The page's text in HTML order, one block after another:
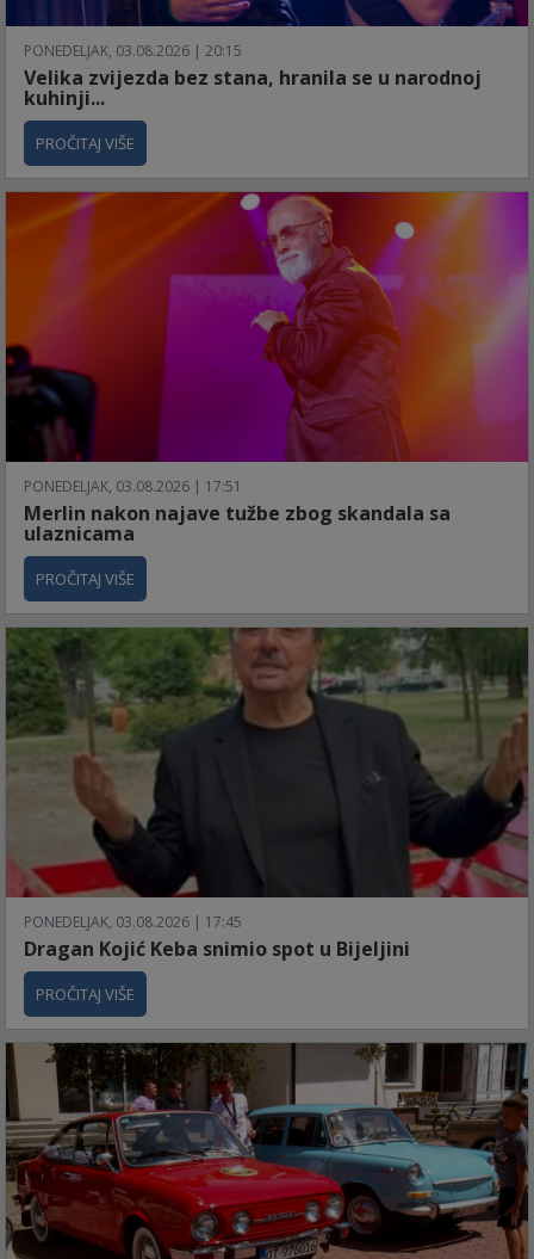
PONEDELJAK, 03.08.2026 | 20:15
Velika zvijezda bez stana, hranila se u narodnoj
kuhinji...
PROČITAJ VIŠE
PONEDELJAK, 03.08.2026 | 17:51
Merlin nakon najave tužbe zbog skandala sa
ulaznicama
PROČITAJ VIŠE
PONEDELJAK, 03.08.2026 | 17:45
Dragan Kojić Keba snimio spot u Bijeljini
PROČITAJ VIŠE